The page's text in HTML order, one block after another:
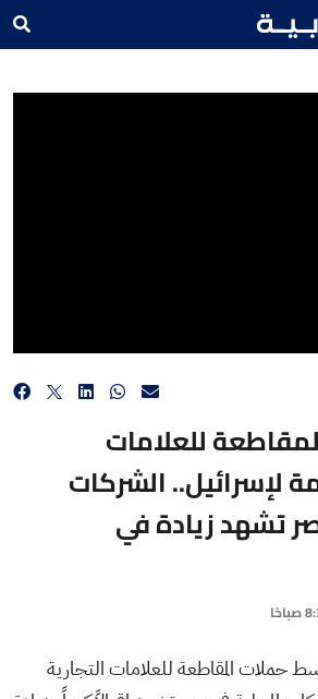
للعلامات
لإسرائيل.. الشركات
تشهد زيادة في
حملات المقاطعة للعلامات التجارية